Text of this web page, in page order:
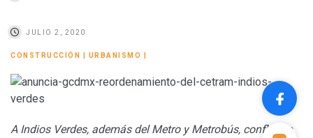
JULIO 2, 2020
CONSTRUCCIÓN URBANISMO
A Indios Verdes, además del Metro y Metrobús, confluirán